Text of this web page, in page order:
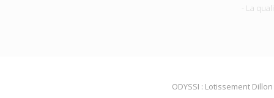
- La
ODYSSI : Lotissement